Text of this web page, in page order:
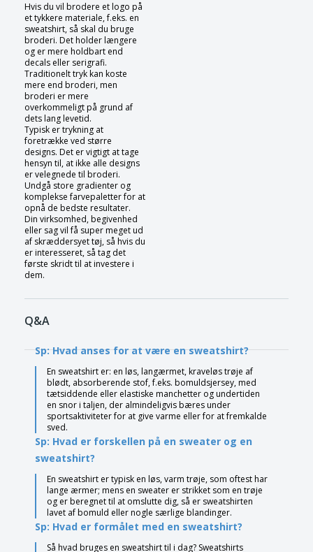
Hvis du vil brodere et logo på
et tykkere materiale, f.eks. en
sweatshirt, så skal du bruge
broderi. Det holder længere
og er mere holdbart end
decals eller serigrafi.
Traditionelt tryk kan koste
mere end broderi, men
broderi er mere
overkommeligt på grund af
dets lang levetid.
Typisk er trykning at
foretrække ved større
designs. Det er vigtigt at tage
hensyn til, at ikke alle designs
er velegnede til broderi.
Undgå store gradienter og
komplekse farvepaletter for at
opnå de bedste resultater.
Din virksomhed, begivenhed
eller sag vil få super meget ud
af skræddersyet tøj, så hvis du
er interesseret, så tag det
første skridt til at investere i
dem.
Q&A
Sp: Hvad anses for at være en sweatshirt?
En sweatshirt er: en løs, langærmet, kraveløs trøje af
blødt, absorberende stof, f.eks. bomuldsjersey, med
tætsiddende eller elastiske manchetter og undertiden
en snor i taljen, der almindeligvis bæres under
sportsaktiviteter for at give varme eller for at fremkalde
sved.
Sp: Hvad er forskellen på en sweater og en
sweatshirt?
En sweatshirt er typisk en løs, varm trøje, som oftest har
lange ærmer; mens en sweater er strikket som en trøje
og er beregnet til at omslutte dig, så er sweatshirten
lavet af bomuld eller nogle særlige blandinger.
Sp: Hvad er formålet med en sweatshirt?
Så hvad bruges en sweatshirt til i dag? Sweatshirts